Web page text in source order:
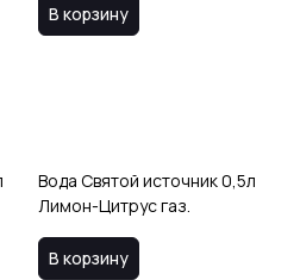
В корзину
Вода Святой источник 0,5л
Лимон-Цитрус газ.
В корзину